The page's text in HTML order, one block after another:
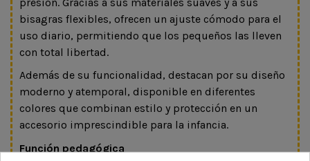
bisagras flexibles, ofrecen un ajuste cómodo para el
uso diario, permitiendo que los pequeños las lleven
con total libertad.
Además de su funcionalidad, destacan por su diseño
moderno y atemporal, disponible en diferentes
colores que combinan estilo y protección en un
accesorio imprescindible para la infancia.
Función pedagógica